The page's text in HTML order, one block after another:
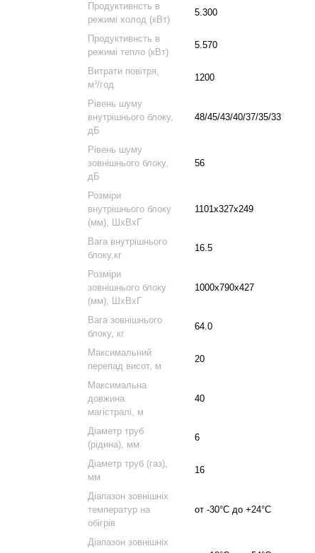
Продуктивнсть в
режимі холод (кВт)
5.300
Продуктивнсть в
режимі тепло (кВт)
5.570
Витрати повітря,
м³/год
1200
Рівень шуму
внутрішнього блоку,
дБ
48/45/43/40/37/35/33
Рівень шуму
зовнішнього блоку,
дБ
56
Розміри
внутрішнього блоку
(мм), ШхВхГ
1101x327x249
Вага внутрішнього
блоку,кг
16.5
Розміри
зовнішнього блоку
(мм), ШхВхГ
1000x790x427
Вага зовнішнього
блоку, кг
64.0
Максимальний
перепад висот, м
20
Максимальна
довжина
магістралі, м
40
Діаметр труб
(рідина), мм
6
Діаметр труб (газ),
мм
16
Діапазон зовнішніх
температур на
обігрів
от -30°C до +24°C
Діапазон зовнішніх